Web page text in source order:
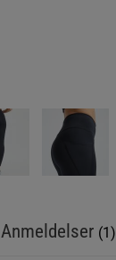
Anmeldelser (1)